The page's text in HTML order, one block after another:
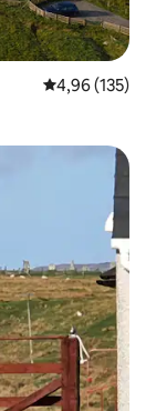
4,96 de uma
4,96 (135)